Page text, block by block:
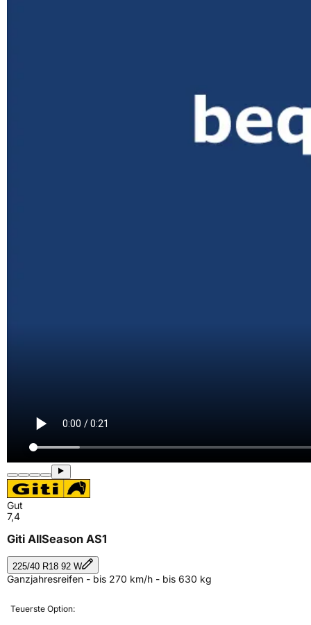
Gut
7,4
Giti AllSeason AS1
225/40 R18 92 W
Ganzjahresreifen - bis 270 km/h - bis 630 kg
Teuerste Option: